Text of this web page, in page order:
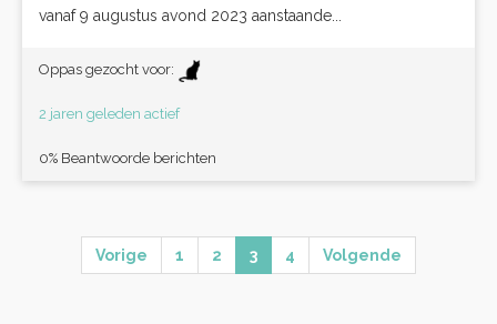
vanaf 9 augustus avond 2023 aanstaande...
Oppas gezocht voor:
2 jaren geleden actief
0% Beantwoorde berichten
Vorige 1 2 3 4 Volgende